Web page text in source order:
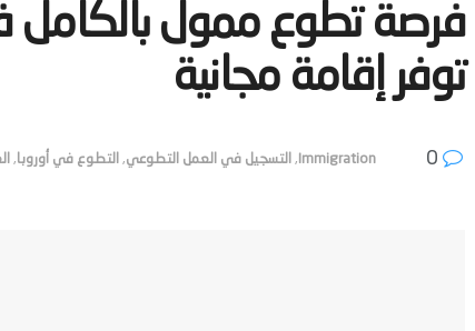
‫فرصة تطوع ممول بالكامل
توفر إقامة مجانية‬
Immigration
, التسجيل في العمل التطوعي, التطوع في أوروبا,